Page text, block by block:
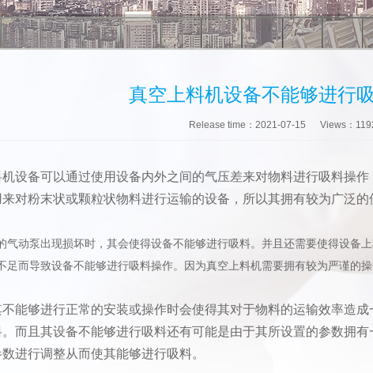
真空上料机设备不能够进行
Release time：2021-07-15 Views：
设备可以通过使用设备内外之间的气压差来对物料进行吸料操
对粉末状或颗粒状物料进行运输的设备，所以其拥有较为广泛的
气动泵出现损坏时，其会使得设备不能够进行吸料。并且还需要使得设备
足而导致设备不能够进行吸料操作。因为真空上料机需要拥有较为严谨的操
不能够进行正常的安装或操作时会使得其对于物料的运输效率造
而且其设备不能够进行吸料还有可能是由于其所设置的参数拥
进行调整从而使其能够进行吸料。